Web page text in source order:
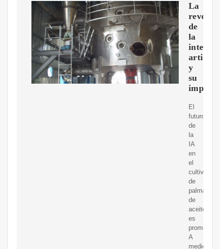
La
de
la
y
su
El
futuro
de
la
IA
en
el
cultivo
de
palma
de
aceite
es
A
medida